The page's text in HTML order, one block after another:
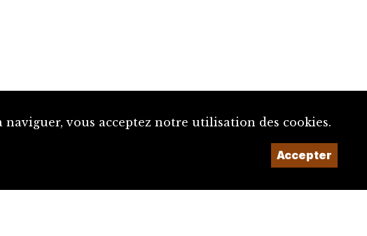
vous acceptez notre utilisation des cookies.
Accepter